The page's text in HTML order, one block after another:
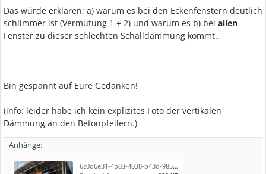
Das würde erklären: a) warum es bei den Eckenfenstern deutlich
schlimmer ist (Vermutung 1 + 2) und warum es b) bei allen
Fenster zu dieser schlechten Schalldämmung kommt..
Bin gespannt auf Eure Gedanken!
(info: leider habe ich kein explizites Foto der vertikalen
Dämmung an den Betonpfeilern.)
Anhänge:
6c0d6e31-4b03-4038-b43d-985363b30a28.JPG